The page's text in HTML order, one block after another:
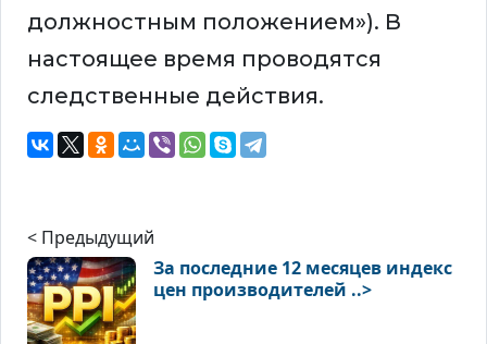
должностным положением»). В
настоящее время проводятся
следственные действия.
< Предыдущий
За последние 12 месяцев индекс
цен производителей ..>